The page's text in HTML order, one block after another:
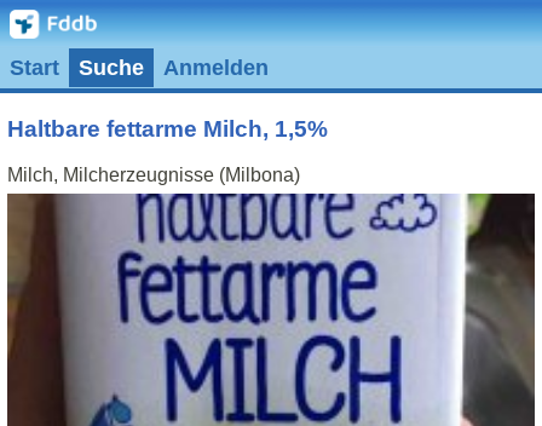
Start Suche Anmelden
Haltbare fettarme Milch, 1,5%
Milch, Milcherzeugnisse (Milbona)